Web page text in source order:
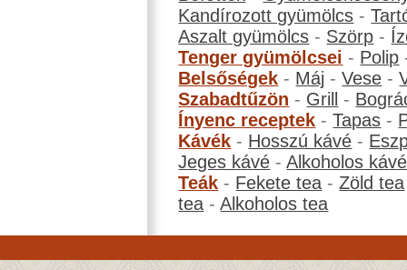
Kandírozott gyümölcs -
Aszalt gyümölcs - Szörp -
Tenger gyümölcsei - Polip
Belsőségek - Máj -Vese -
Szabadtűzön - Grill -
Ínyenc receptek -Tapas -
Kávék - Hosszú kávé -
Jeges kávé -Alkoholos kávé
Teák - Fekete tea -Zöld tea
tea -Alkoholos tea